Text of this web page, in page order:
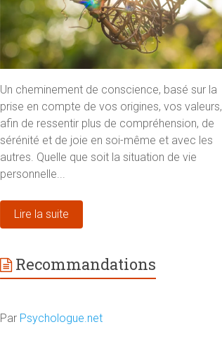
Un cheminement de conscience, basé sur la
prise en compte de vos origines, vos valeurs,
afin de ressentir plus de compréhension, de
sérénité et de joie en soi-même et avec les
autres. Quelle que soit la situation de vie
personnelle...
Lire la suite
Recommandations
Par Psychologue.net